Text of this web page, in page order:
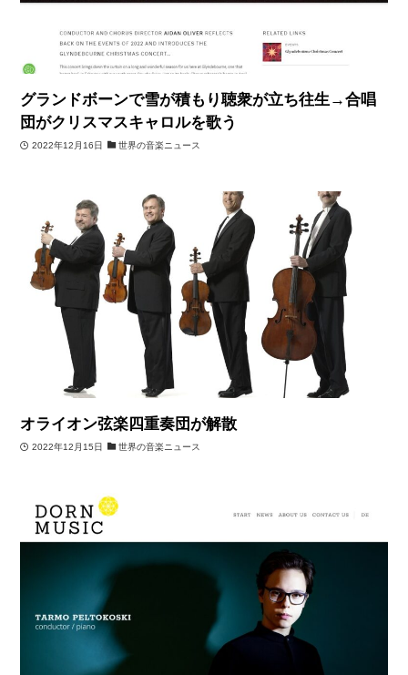
グランドボーンで雪が積もり聴衆が立ち往生→合唱
団がクリスマスキャロルを歌う
2022年12月16日 世界の音楽ニュース
オライオン弦楽四重奏団が解散
2022年12月15日 世界の音楽ニュース